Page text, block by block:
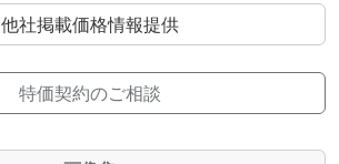
他社掲載価格情報提供
特価契約のご相談